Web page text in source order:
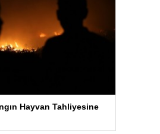
Hayvan Tahliyesine